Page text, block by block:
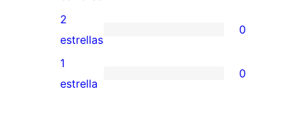
4
estrellas
valoraciones
de
3
estrellas
0
valoraciones
de
2
estrellas
0
0
1
estrella
0